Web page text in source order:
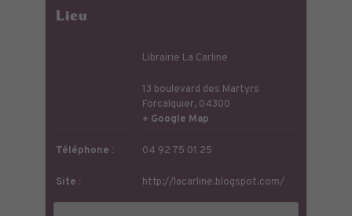
Lieu
Librairie La Carline
13 boulevard des Martyrs
Forcalquier, 04300
+ Google Map
Téléphone : 04 92 75 01 25
Site : http://lacarline.blogspot.com/